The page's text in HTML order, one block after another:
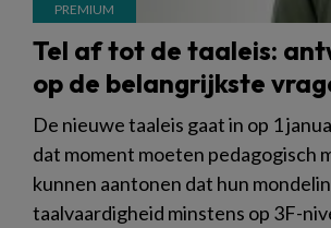
Tel af tot de taaleis:
op de belangrijkste
De nieuwe taaleis gaat in op 1
dat moment moeten pedagogisch
kunnen aantonen dat hun
taalvaardigheid minstens op 3F-